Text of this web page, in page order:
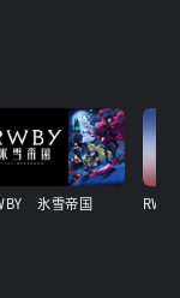
氷雪帝国